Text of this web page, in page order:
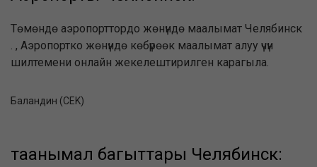
Төмөндө аэропорттордо жөнүндө маалымат Челябинск
. , Аэропортко жөнүндө көбүрөөк маалымат алуу үчүн
шилтемени онлайн жекелештирилген карагыла.
Баландин (CEK)
таанымал багыттары Челябинск: